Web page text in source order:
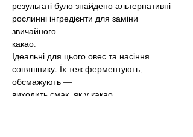
результаті було знайдено альтернативні
рослинні інгредієнти для заміни
звичайного
какао.
Ідеальні для цього овес та насіння
соняшнику. Їх теж ферментують,
обсмажують —
виходить смак, як у какао.